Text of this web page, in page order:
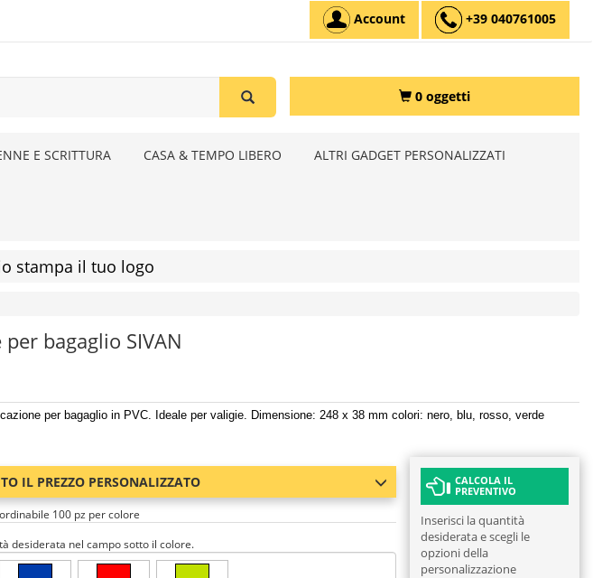
Account +39 040761005
0 oggetti
E SCRITTURA CASA & TEMPO LIBERO ALTRI GADGET PERSONALIZZATI
stampa il tuo logo
bagaglio SIVAN
per bagaglio in PVC. Ideale per valigie. Dimensione: 248 x 38 mm colori: nero, blu, rosso, verde
IL PREZZO PERSONALIZZATO
100 pz per colore
desiderata nel campo sotto il colore.
CALCOLA IL
PREVENTIVO
Inserisci la quantità
desiderata e scegli le
opzioni della
personalizzazione